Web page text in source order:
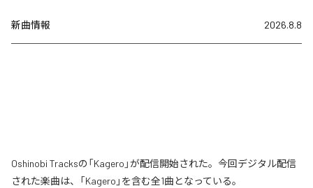
新曲情報 2026.8.8
Oshinobi Tracksの「Kagero」が配信開始された。今回デジタル配信
された楽曲は、「Kagero」を含む全1曲となっている。